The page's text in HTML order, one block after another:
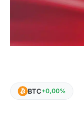
BTC+0,00%